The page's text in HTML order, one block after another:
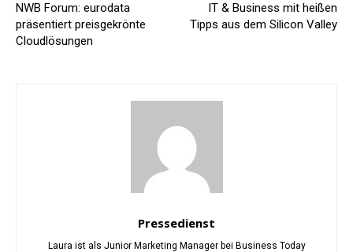
NWB Forum: eurodata
präsentiert preisgekrönte
Cloudlösungen
IT & Business mit heißen
Tipps aus dem Silicon Valley
Pressedienst
Laura ist als Junior Marketing Manager bei Business Today